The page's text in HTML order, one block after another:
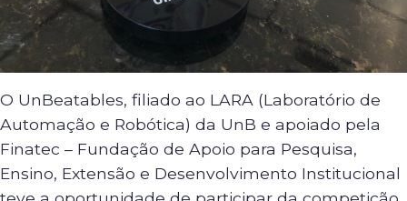
O UnBeatables, filiado ao LARA (Laboratório de
Automação e Robótica) da UnB e apoiado pela
Finatec – Fundação de Apoio para Pesquisa,
Ensino, Extensão e Desenvolvimento Institucional